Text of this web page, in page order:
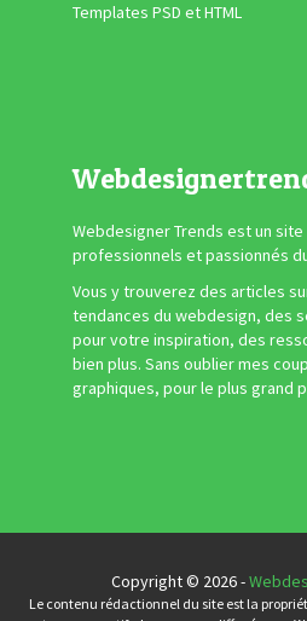
Templates PSD et HTML
Webdesigner Trends est un
professionnels et passionnés
Vous y trouverez des articles
tendances du webdesign, des
pour votre inspiration, des
bien plus. Sans oublier mes
graphiques, pour le plus grand
Copyright © 2026 -
Le contenu rédactionnel du site est la